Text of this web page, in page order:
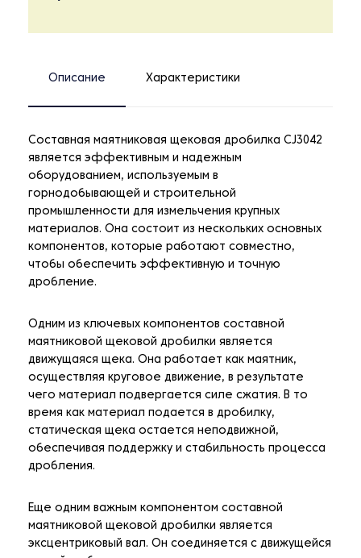
Описание Характеристики
Составная маятниковая щековая дробилка СJ3042
является эффективным и надежным
оборудованием, используемым в
горнодобывающей и строительной
промышленности для измельчения крупных
материалов. Она состоит из нескольких основных
компонентов, которые работают совместно,
чтобы обеспечить эффективную и точную
дробление.
Одним из ключевых компонентов составной
маятниковой щековой дробилки является
движущаяся щека. Она работает как маятник,
осуществляя круговое движение, в результате
чего материал подвергается силе сжатия. В то
время как материал подается в дробилку,
статическая щека остается неподвижной,
обеспечивая поддержку и стабильность процесса
дробления.
Еще одним важным компонентом составной
маятниковой щековой дробилки является
эксцентриковый вал. Он соединяется с движущейся